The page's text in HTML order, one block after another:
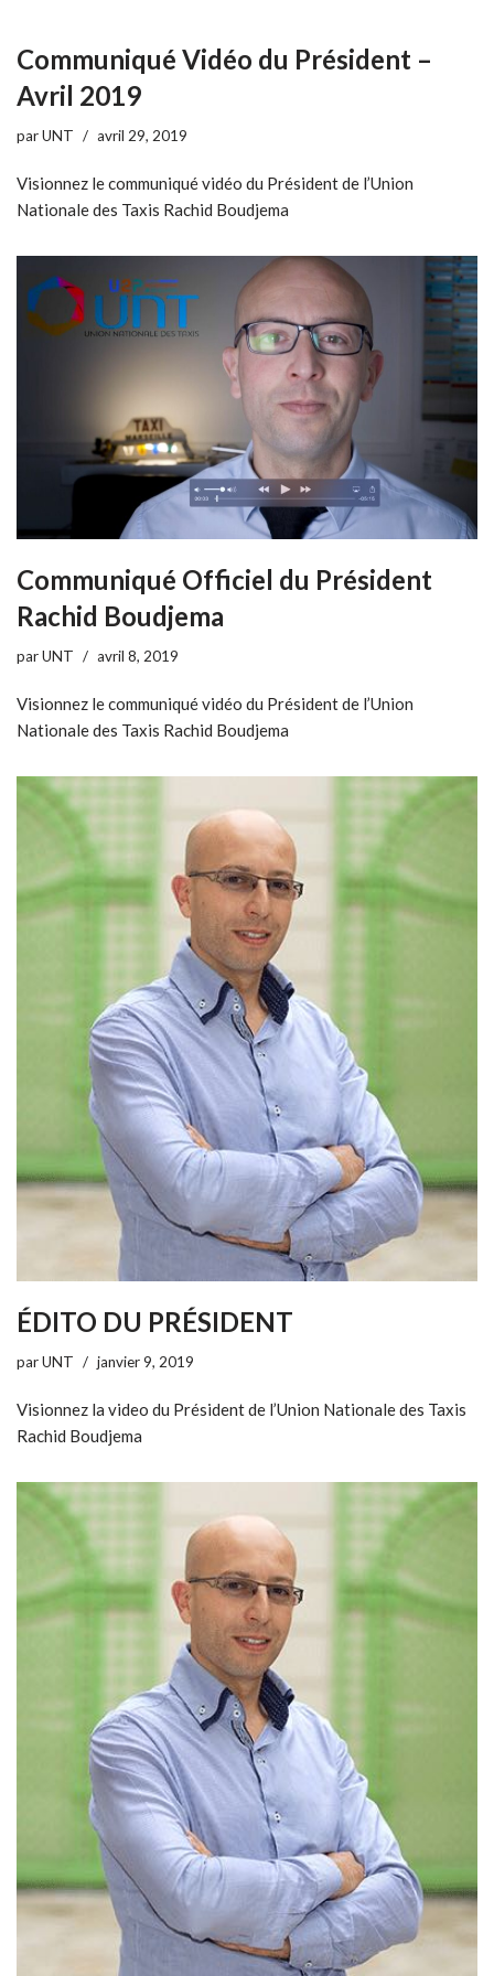
Communiqué Vidéo du Président –
Avril 2019
parUNT avril 29, 2019
Visionnez le communiqué vidéo du Président de l’Union
Nationale des Taxis Rachid Boudjema
Communiqué Officiel du Président
Rachid Boudjema
parUNT avril 8, 2019
Visionnez le communiqué vidéo du Président de l’Union
Nationale des Taxis Rachid Boudjema
ÉDITO DU PRÉSIDENT
parUNT janvier 9, 2019
Visionnez la video du Président de l’Union Nationale des Taxis
Rachid Boudjema